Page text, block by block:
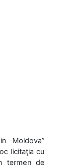
Moldova”
licitaţia cu
termen de